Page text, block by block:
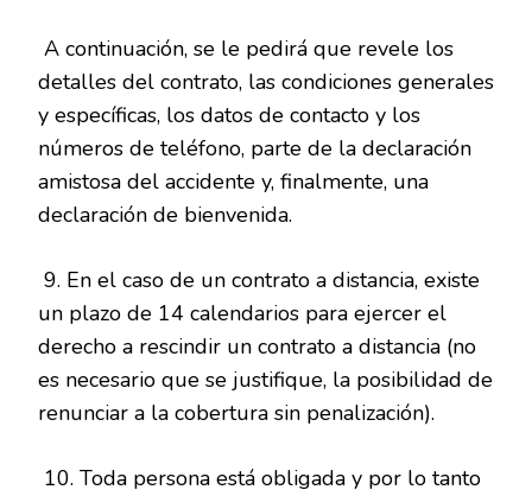
A continuación, se le pedirá que revele los
detalles del contrato, las condiciones generales
y específicas, los datos de contacto y los
números de teléfono, parte de la declaración
amistosa del accidente y, finalmente, una
declaración de bienvenida.
9. En el caso de un contrato a distancia, existe
un plazo de 14 calendarios para ejercer el
derecho a rescindir un contrato a distancia (no
es necesario que se justifique, la posibilidad de
renunciar a la cobertura sin penalización).
10. Toda persona está obligada y por lo tanto